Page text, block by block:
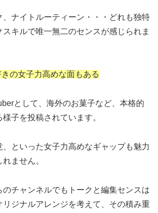
、ナイトルーティーン・・・どれも独特
キルで唯一無二のセンスが感じられま
の女子力高めな面もある
として、海外のお菓子など、本格的
子を投稿されています。
、といった女子力高めなギャップも魅力
ません。
のチャンネルでもトークと編集センスは
リジナルアレンジを考えて、その積み重